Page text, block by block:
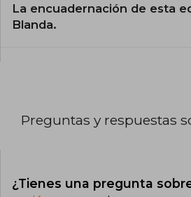
La encuadernación de esta
Blanda.
Preguntas y respuestas
¿Tienes una pregunta